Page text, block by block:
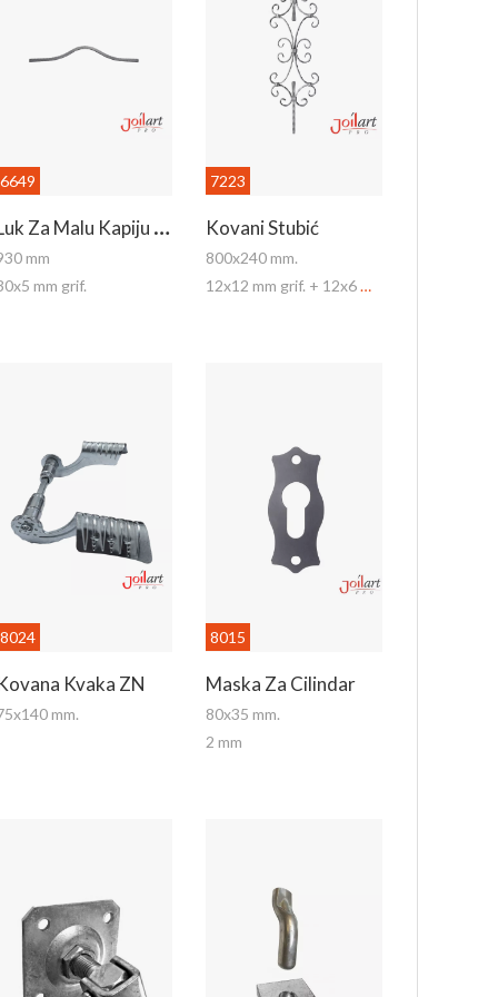
6649
L
Uk Za Malu Kapiju - Donji
mm
mm grif.
7223
Kovani Stubić
800x240 mm.
12x12 mm grif. + 12x6 mm grif.
8024
Kvaka ZN
mm.
8015
Maska Za Cilindar
80x35 mm.
2 mm